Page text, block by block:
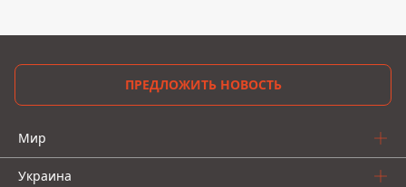
ПРЕДЛОЖИТЬ НОВОСТЬ
Мир
Украина